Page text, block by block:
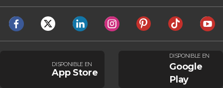
DISPONIBLE EN
App Store
DISPONIBLE EN
Google
Play